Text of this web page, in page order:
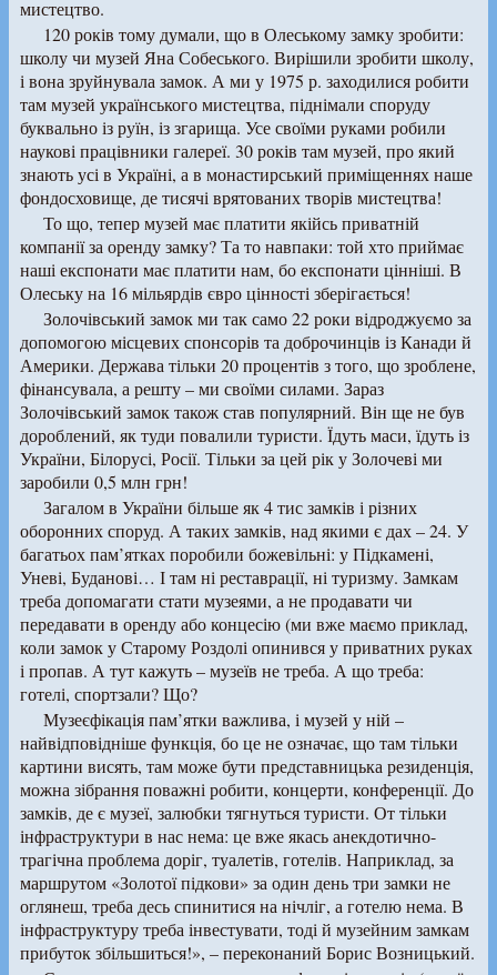
мистецтво.
120 років тому думали, що в Олеському замку зробити:
школу чи музей Яна Собеського. Вирішили зробити школу,
і вона зруйнувала замок. А ми у 1975 р. заходилися робити
там музей українського мистецтва, піднімали споруду
буквально із руїн, із згарища. Усе своїми руками робили
наукові працівники галереї. 30 років там музей, про який
знають усі в Україні, а в монастирський приміщеннях наше
фондосховище, де тисячі врятованих творів мистецтва!
То що, тепер музей має платити якійсь приватній
компанії за оренду замку? Та то навпаки: той хто приймає
наші експонати має платити нам, бо експонати цінніші. В
Олеську на 16 мільярдів євро цінності зберігається!
Золочівський замок ми так само 22 роки відроджуємо за
допомогою місцевих спонсорів та доброчинців із Канади й
Америки. Держава тільки 20 процентів з того, що зроблене,
фінансувала, а решту – ми своїми силами. Зараз
Золочівський замок також став популярний. Він ще не був
дороблений, як туди повалили туристи. Їдуть маси, їдуть із
України, Білорусі, Росії. Тільки за цей рік у Золочеві ми
заробили 0,5 млн грн!
Загалом в України більше як 4 тис замків і різних
оборонних споруд. А таких замків, над якими є дах – 24. У
багатьох пам’ятках поробили божевільні: у Підкамені,
Уневі, Буданові… І там ні реставрації, ні туризму. Замкам
треба допомагати стати музеями, а не продавати чи
передавати в оренду або концесію (ми вже маємо приклад,
коли замок у Старому Роздолі опинився у приватних руках
і пропав. А тут кажуть – музеїв не треба. А що треба:
готелі, спортзали? Що?
Музеєфікація пам’ятки важлива, і музей у ній –
найвідповідніше функція, бо це не означає, що там тільки
картини висять, там може бути представницька резиденція,
можна зібрання поважні робити, концерти, конференції. До
замків, де є музеї, залюбки тягнуться туристи. От тільки
інфраструктури в нас нема: це вже якась анекдотично-
трагічна проблема доріг, туалетів, готелів. Наприклад, за
маршрутом «Золотої підкови» за один день три замки не
оглянеш, треба десь спинитися на нічліг, а готелю нема. В
інфраструктуру треба інвестувати, тоді й музейним замкам
прибуток збільшиться!», – переконаний Борис Возницький.